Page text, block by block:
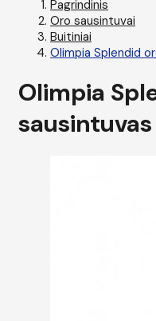
Pagrindinis
Oro sausintuvai
Buitiniai
Olimpia Splendid
Olimpia
sausintuvas